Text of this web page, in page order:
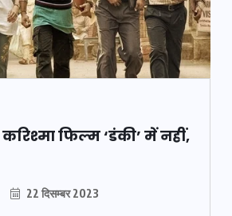
करिश्मा फिल्म ‘डंकी’ में नहीं,
22 दिसम्बर 2023